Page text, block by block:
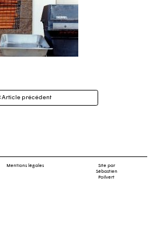
Article précédent
Mentions légales
Site par
Sébastien
Poilvert